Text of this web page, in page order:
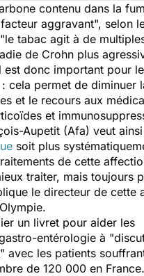
contenu dans la
aggravant", selon
tabac agit à de
de Crohn plus
donc important pour
cela permet de diminuer
et le recours aux
et
Aupetit (Afa) veut
soit plus
de cette
traiter, mais toujours
le directeur de cette
un livret pour aider les
entérologie à
avec les patients
de 120 000 en France.